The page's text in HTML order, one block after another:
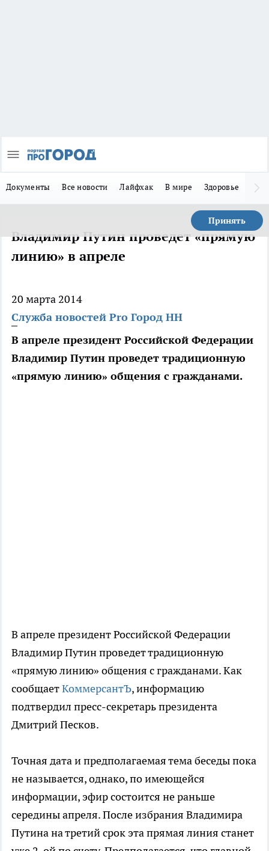
Документы Все новости Лайфхак В мире Здоровье
Принять
Владимир Путин проведет «прямую
линию» в апреле
20 марта 2014
Служба новостей Pro Город НН
В апреле президент Российской Федерации
Владимир Путин проведет традиционную
«прямую линию» общения с гражданами.
В апреле президент Российской Федерации
Владимир Путин проведет традиционную
«прямую линию» общения с гражданами. Как
сообщаетКоммерсантЪ, информацию
подтвердил пресс-секретарь президента
Дмитрий Песков.
Точная дата и предполагаемая тема беседы пока
не называется, однако, по имеющейся
информации, эфир состоится не раньше
середины апреля. После избрания Владимира
Путина на третий срок эта прямая линия станет